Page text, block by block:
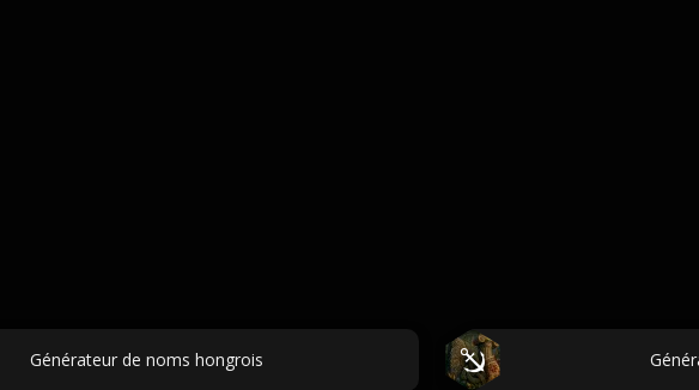
Générateur de noms hongrois